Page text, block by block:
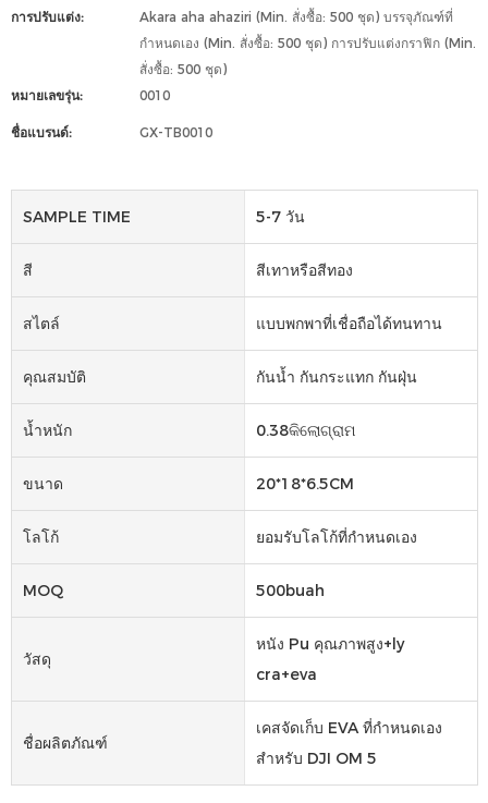
การปรับแต่ง:
Akara aha ahaziri (Min. สั่งซื้อ: 500 ชุด) บรรจุภัณฑ์ที่
กำหนดเอง (Min. สั่งซื้อ: 500 ชุด) การปรับแต่งกราฟิก (Min.
สั่งซื้อ: 500 ชุด)
หมายเลขรุ่น:
0010
ชื่อแบรนด์: GX-TB0010
SAMPLE TIME 5-7 วัน
สี สีเทาหรือสีทอง
สไตล์ แบบพกพาที่เชื่อถือได้ทนทาน
คุณสมบัติ กันน้ำ กันกระแทก กันฝุ่น
น้ำหนัก 0.38କିଲୋଗ୍ରାମ
ขนาด 20*18*6.5CM
โลโก้ ยอมรับโลโก้ที่กำหนดเอง
MOQ 500buah
วัสดุ
หนัง Pu คุณภาพสูง+ly
cra+eva
ชื่อผลิตภัณฑ์
เคสจัดเก็บ EVA ที่กำหนดเอง
สำหรับ DJI OM 5